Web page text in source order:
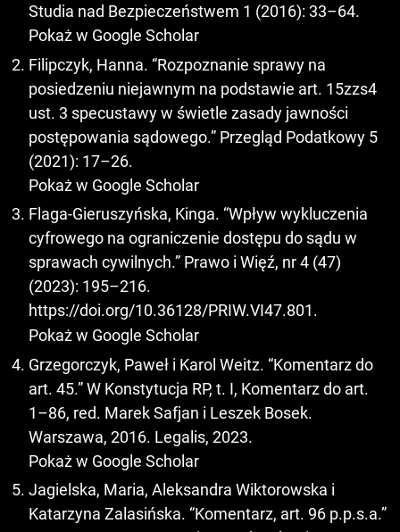
Studia nad Bezpieczeństwem 1 (2016): 33–64.
Pokaż w Google Scholar
Filipczyk, Hanna. “Rozpoznanie sprawy na
posiedzeniu niejawnym na podstawie art. 15zzs4
ust. 3 specustawy w świetle zasady jawności
postępowania sądowego.” Przegląd Podatkowy 5
(2021): 17–26.
Pokaż w Google Scholar
Flaga-Gieruszyńska, Kinga. “Wpływ wykluczenia
cyfrowego na ograniczenie dostępu do sądu w
sprawach cywilnych.” Prawo i Więź, nr 4 (47)
(2023): 195–216.
https://doi.org/10.36128/PRIW.VI47.801.
Pokaż w Google Scholar
Grzegorczyk, Paweł i Karol Weitz. “Komentarz do
art. 45.” W Konstytucja RP, t. I, Komentarz do art.
1–86, red. Marek Safjan i Leszek Bosek.
Warszawa, 2016. Legalis, 2023.
Pokaż w Google Scholar
Jagielska, Maria, Aleksandra Wiktorowska i
Katarzyna Zalasińska. “Komentarz, art. 96 p.p.s.a.”